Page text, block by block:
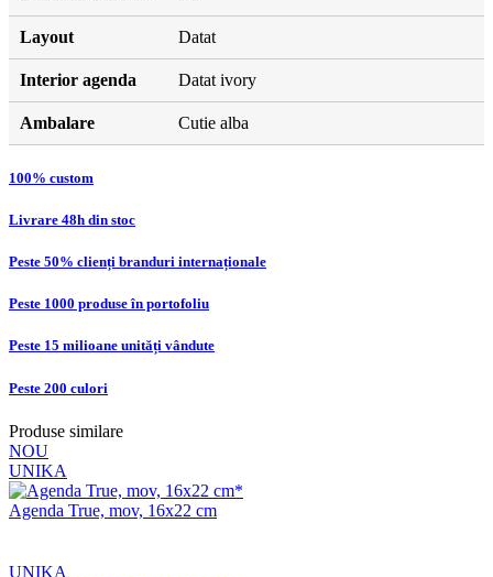
Layout Datat
Interior agenda Datat ivory
Ambalare Cutie alba
100% custom
Livrare 48h din stoc
Peste 50% clienți branduri internaționale
Peste 1000 produse în portofoliu
Peste 15 milioane unități vândute
Peste 200 culori
Produse similare
NOU
UNIKA
Agenda True, mov, 16x22 cm
UNIKA